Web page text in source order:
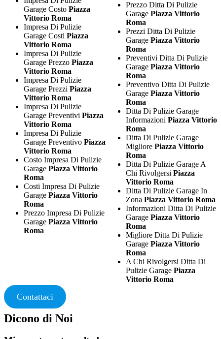
Garage Costo Piazza
Vittorio Roma
Impresa Di Pulizie
Garage Costi Piazza
Vittorio Roma
Impresa Di Pulizie
Garage Prezzo Piazza
Vittorio Roma
Impresa Di Pulizie
Garage Prezzi Piazza
Vittorio Roma
Impresa Di Pulizie
Garage Preventivi Piazza
Vittorio Roma
Impresa Di Pulizie
Garage Preventivo Piazza
Vittorio Roma
Costo Impresa Di Pulizie
Garage Piazza Vittorio
Roma
Costi Impresa Di Pulizie
Garage Piazza Vittorio
Roma
Prezzo Impresa Di Pulizie
Garage Piazza Vittorio
Roma
Prezzo Ditta Di Pulizie
Garage Piazza Vittorio
Roma
Prezzi Ditta Di Pulizie
Garage Piazza Vittorio
Roma
Preventivi Ditta Di Pulizie
Garage Piazza Vittorio
Roma
Preventivo Ditta Di Pulizie
Garage Piazza Vittorio
Roma
Ditta Di Pulizie Garage
Informazioni Piazza Vittorio
Roma
Ditta Di Pulizie Garage
Migliore Piazza Vittorio
Roma
Ditta Di Pulizie Garage A
Chi Rivolgersi Piazza
Vittorio Roma
Ditta Di Pulizie Garage In
Zona Piazza Vittorio Roma
Informazioni Ditta Di Pulizie
Garage Piazza Vittorio
Roma
Migliore Ditta Di Pulizie
Garage Piazza Vittorio
Roma
A Chi Rivolgersi Ditta Di
Pulizie Garage Piazza
Vittorio Roma
Contattaci
Dicono di Noi